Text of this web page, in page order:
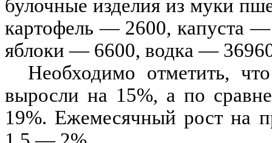
булочные изделия из муки
картофель — 2600, капуста
яблоки — 6600, водка —
Необходимо отметить,
выросли на 15%, а по
19%. Ежемесячный рост на